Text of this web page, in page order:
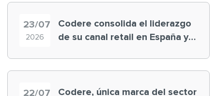
23/07
2026
Codere consolida el liderazgo
de su canal retail en España y
22/07
Codere, única marca del sector